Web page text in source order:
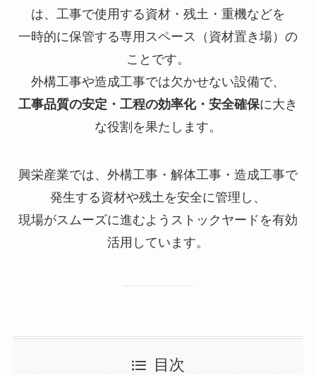
は、工事で使用する資材・残土・重機などを
一時的に保管する専用スペース（資材置き場）の
ことです。
外構工事や造成工事では欠かせない設備で、
工事品質の安定・工程の効率化・安全確保に大き
な役割を果たします。
興栄産業では、外構工事・解体工事・造成工事で
発生する資材や残土を安全に管理し、
現場がスムーズに進むようストックヤードを有効
活用しています。
目次